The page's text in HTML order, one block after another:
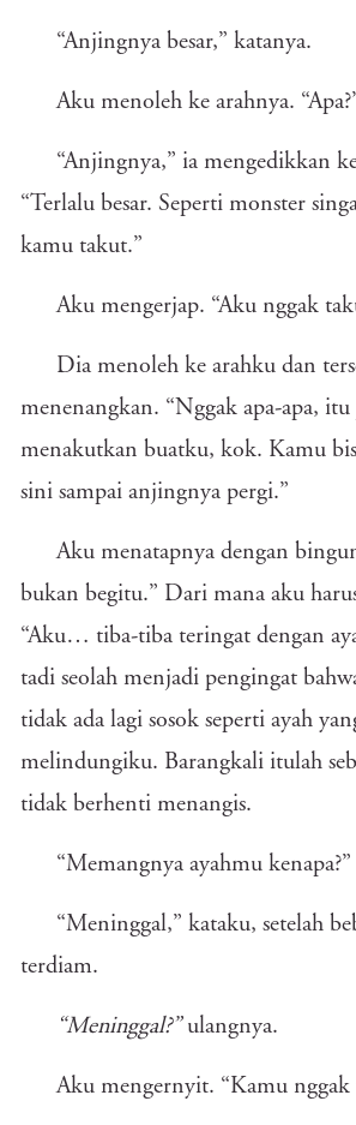
“Anjingnya besar,” katanya.
Aku menoleh ke arahnya.
“Anjingnya,” ia mengedikkan
“Terlalu besar. Seperti monster
kamu takut.”
Aku mengerjap. “Aku nggak
Dia menoleh ke arahku dan
menenangkan. “Nggak apa-apa, itu
menakutkan buatku, kok. Kamu
sini sampai anjingnya pergi.”
Aku menatapnya dengan
bukan begitu.” Dari mana aku
“Aku… tiba-tiba teringat dengan
tadi seolah menjadi pengingat
tidak ada lagi sosok seperti ayah
melindungiku. Barangkali itulah
tidak berhenti menangis.
“Memangnya ayahmu kenapa?”
“Meninggal,” kataku, setelah
terdiam.
“Meninggal?”ulangnya.
Aku mengernyit. “Kamu